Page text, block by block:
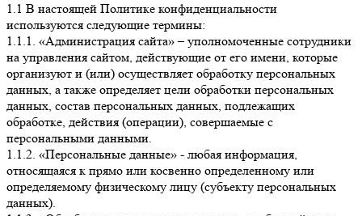
1.1 В настоящей Политике конфиденциальности
используются следующие термины:
1.1.1. «Администрация сайта» – уполномоченные сотрудники
на управления сайтом, действующие от его имени, которые
организуют и (или) осуществляет обработку персональных
данных, а также определяет цели обработки персональных
данных, состав персональных данных, подлежащих
обработке, действия (операции), совершаемые с
персональными данными.
1.1.2. «Персональные данные» - любая информация,
относящаяся к прямо или косвенно определенному или
определяемому физическому лицу (субъекту персональных
данных).